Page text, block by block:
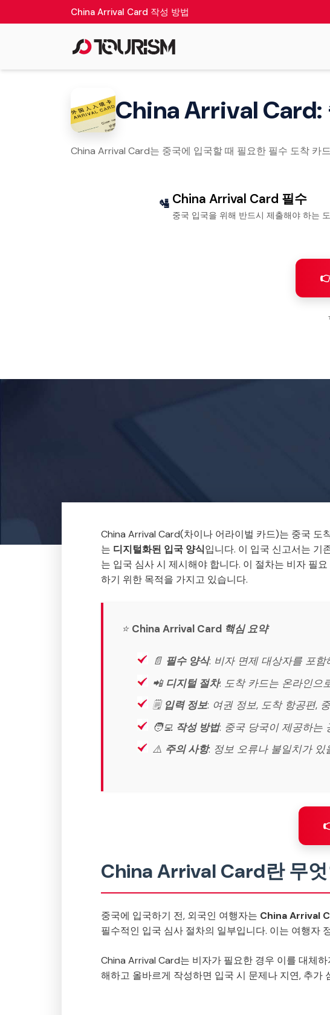
China Arrival Card 작성 방법
China Arrival Card:
China Arrival Card는 중국에 입국할 때 필요한 필수 도착 카
🛂 China Arrival Card 필수
중국 입국을 위해 반드시 제출해야 하는
China Arrival Card(차이나 어라이벌 카드)는 중국 도
는 디지털화된 입국 양식입니다. 이 입국 신고서는 기
는 입국 심사 시 제시해야 합니다. 이 절차는 비자 필
하기 위한 목적을 가지고 있습니다.
⭐ China Arrival Card 핵심 요약
📄 필수 양식: 비자 면제 대상자를 포
📲 디지털 절차: 도착 카드는 온라인으
🗒️ 입력 정보: 여권 정보, 도착 항공편,
🧑‍💻 작성 방법: 중국 당국이 제공하는
⚠️ 주의 사항: 정보 오류나 불일치가
China Arrival Card란 무
중국에 입국하기 전, 외국인 여행자는 China Arrival
필수적인 입국 심사 절차의 일부입니다. 이는 여행자
China Arrival Card는 비자가 필요한 경우 이를 대체
해하고 올바르게 작성하면 입국 시 문제나 지연, 추가